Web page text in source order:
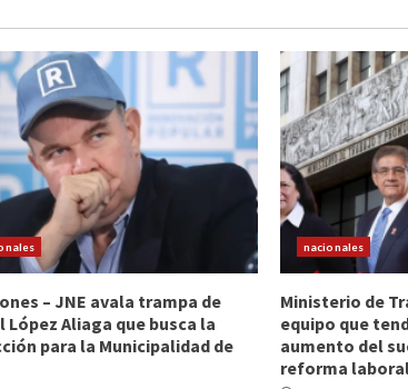
– JNE avala trampa de
López Aliaga que busca la
para la Municipalidad de
nacionales
Ministerio de
equipo que
aumento del
reforma laboral